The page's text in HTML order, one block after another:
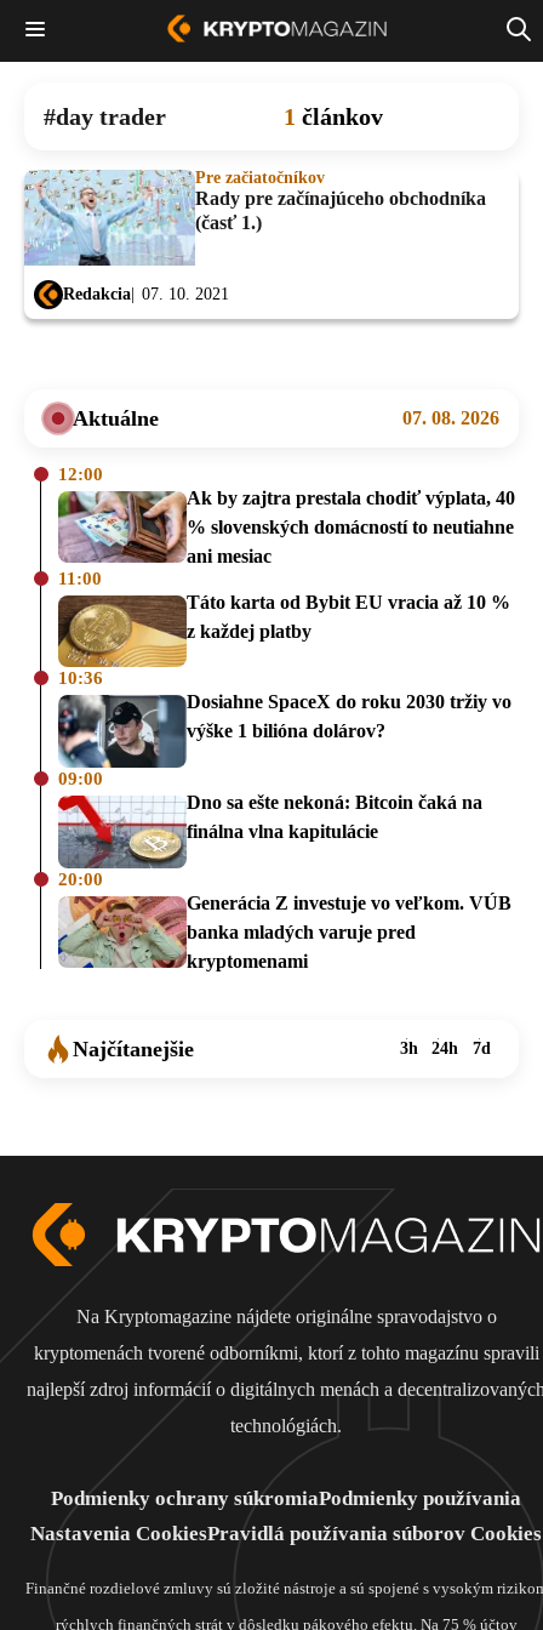
day trader 1 článkov
Pre začiatočníkov
Rady pre začínajúceho obchodníka
(časť 1.)
Redakcia 07. 10. 2021
Aktuálne 07. 08. 2026
12:00
Ak by zajtra prestala chodiť výplata, 40
% slovenských domácností to neutiahne
ani mesiac
11:00
Táto karta od Bybit EU vracia až 10 %
z každej platby
10:36
Dosiahne SpaceX do roku 2030 tržiy vo
výške 1 bilióna dolárov?
09:00
Dno sa ešte nekoná: Bitcoin čaká na
finálna vlna kapitulácie
20:00
Generácia Z investuje vo veľkom. VÚB
banka mladých varuje pred
kryptomenami
Najčítanejšie 3h 24h 7d
Na Kryptomagazine nájdete originálne spravodajstvo o
kryptomenách tvorené odborníkmi, ktorí z tohto magazínu spravili
najlepší zdroj informácií o digitálnych menách a
technológiách.
Podmienky ochrany súkromiaPodmienky používania
Nastavenia CookiesPravidlá používania súborov Cookies
Finančné rozdielové zmluvy sú zložité nástroje a sú spojené s vysokým
rýchlych finančných strát v dôsledku pákového efektu. Na 75 % účtov